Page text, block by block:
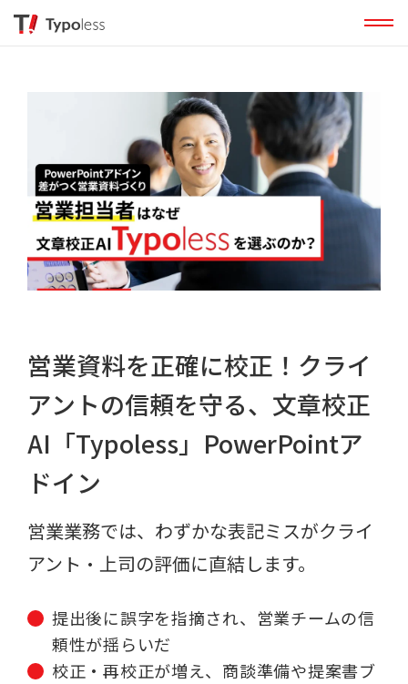
営業資料を正確に校正！クライ
アントの信頼を守る、文章校正
AI「Typoless」PowerPointア
ドイン
営業業務では、わずかな表記ミスがクライ
アント・上司の評価に直結します。
提出後に誤字を指摘され、営業チームの信
頼性が揺らいだ
校正・再校正が増え、商談準備や提案書ブ